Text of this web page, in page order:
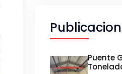
Puente